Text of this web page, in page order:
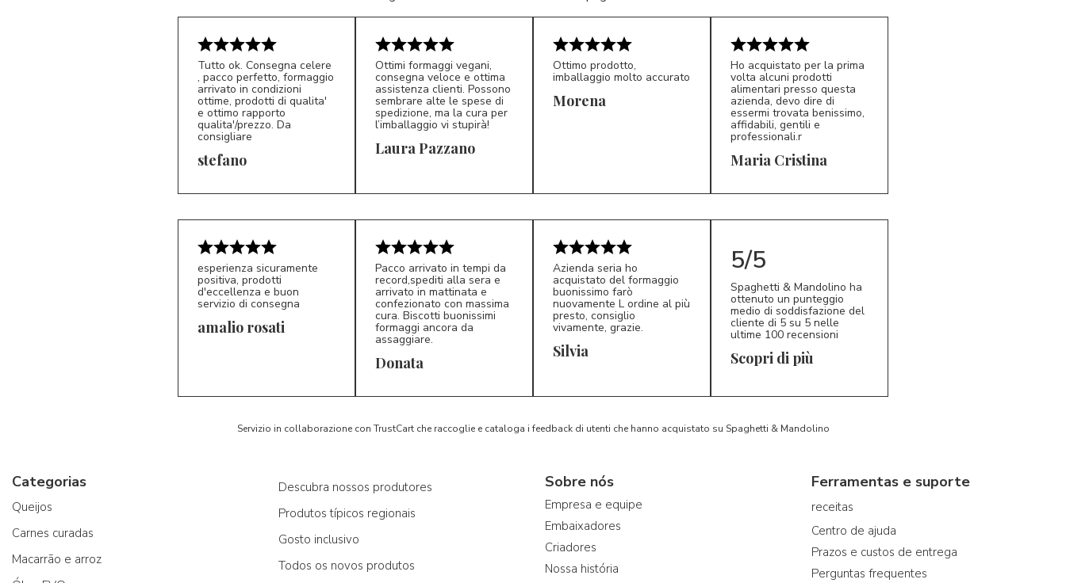
S* 5/5
Tutto ok. Consegna celere
, pacco perfetto, formaggio
arrivato in condizioni
ottime, prodotti di qualita'
e ottimo rapporto
qualita'/prezzo. Da
consigliare
stefano
LP 5/5
Ottimi formaggi vegani,
consegna veloce e ottima
assistenza clienti. Possono
sembrare alte le spese di
spedizione, ma la cura per
l’imballaggio vi stupirà!
Laura Pazzano
M*
Ottimo prodotto,
imballaggio molto accurato
Morena MC 5/5
Ho acquistato per la prima
volta alcuni prodotti
alimentari presso questa
azienda, devo dire di
essermi trovata benissimo,
affidabili, gentili e
professionali.r
Maria Cristina
AR 5/5
esperienza sicuramente
positiva, prodotti
d'eccellenza e buon
servizio di consegna
amalio rosati
D* 5/5
Pacco arrivato in tempi da
record,spediti alla sera e
arrivato in mattinata e
confezionato con massima
cura. Biscotti buonissimi
formaggi ancora da
assaggiare.
Donata
S* 5/5
Azienda seria ho
acquistato del formaggio
buonissimo farò
nuovamente L ordine al più
presto, consiglio
vivamente, grazie.
Silvia
5/5
Spaghetti & Mandolino ha
ottenuto un punteggio
medio di soddisfazione del
cliente di 5 su 5 nelle
ultime 100 recensioni
Scopri di più
Servizio in collaborazione con TrustCart che raccoglie e cataloga i feedback di utenti che hanno acquistato su Spaghetti & Mandolino
Categorias
Queijos
Carnes curadas
Macarrão e arroz
Descubra nossos produtores
Produtos típicos regionais
Gosto inclusivo
Todos os novos produtos
Sobre nós
Empresa e equipe
Embaixadores
Criadores
Nossa história
Ferramentas e suporte
receitas
Centro de ajuda
Prazos e custos de entrega
Perguntas frequentes